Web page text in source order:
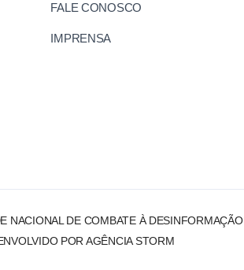
FALE CONOSCO
IMPRENSA
NACIONAL DE COMBATE À DESINFORMAÇÃO
POR AGÊNCIA STORM